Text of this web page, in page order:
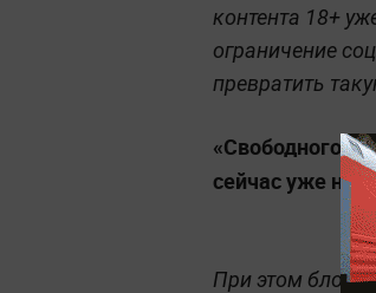
контента 18+
ограничение
превратить
«Свободного
сейчас уже не
При этом